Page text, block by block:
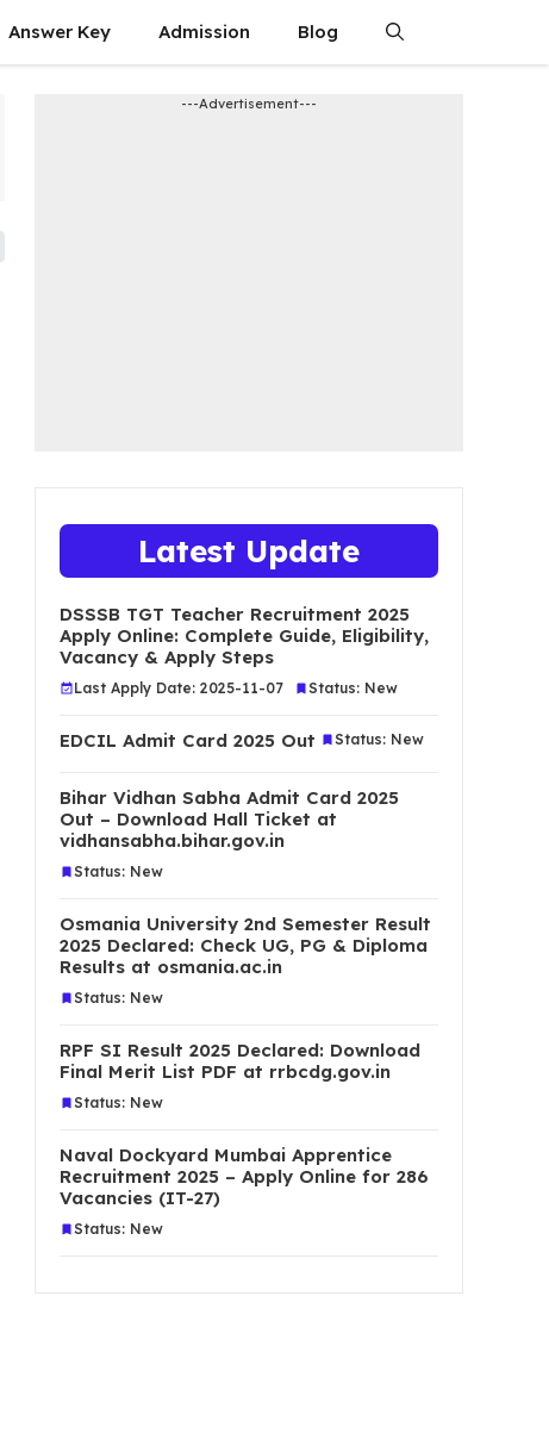
Answer Key Admission​ Blog
---Advertisement---
Latest Update
DSSSB TGT Teacher Recruitment 2025
Apply Online: Complete Guide, Eligibility,
Vacancy & Apply Steps
Last Apply Date: 2025-11-07 Status: New
EDCIL Admit Card 2025 Out Status: New
Bihar Vidhan Sabha Admit Card 2025
Out – Download Hall Ticket at
vidhansabha.bihar.gov.in
Status: New
Osmania University 2nd Semester Result
2025 Declared: Check UG, PG & Diploma
Results at osmania.ac.in
Status: New
RPF SI Result 2025 Declared: Download
Final Merit List PDF at rrbcdg.gov.in
Status: New
Naval Dockyard Mumbai Apprentice
Recruitment 2025 – Apply Online for 286
Vacancies (IT-27)
Status: New